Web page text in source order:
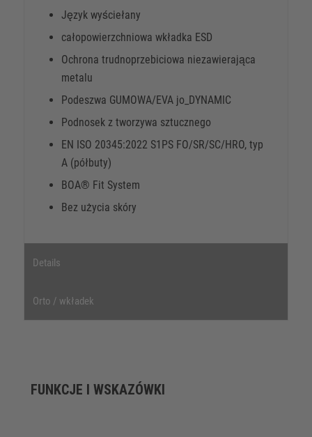
Język wyściełany
całopowierzchniowa wkładka ESD
Ochrona trudnoprzebiciowa niezawierająca
metalu
Podeszwa GUMOWA/EVA jo_DYNAMIC
Podnosek z tworzywa sztucznego
EN ISO 20345:2022 S1PS FO/SR/SC/HRO, typ
A (półbuty)
BOA® Fit System
Bez użycia skóry
Details
Orto / wkładek
FUNKCJE I WSKAZÓWKI